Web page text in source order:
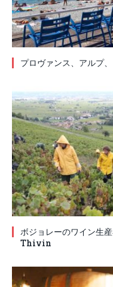
プロヴァンス、アルプ
ボジョレーのワイン生
Thivin